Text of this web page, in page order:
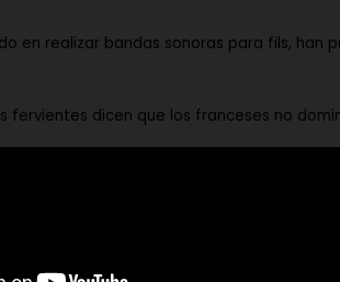
en realizar bandas sonoras para fils, han
fervientes dicen que los franceses no